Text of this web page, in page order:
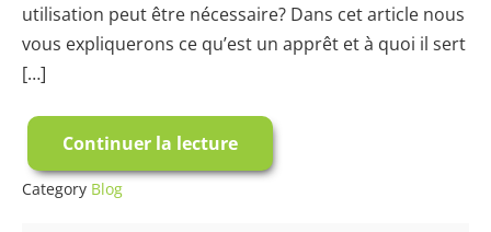
utilisation peut être nécessaire? Dans cet article nous
vous expliquerons ce qu’est un apprêt et à quoi il sert
[…]
Continuer la lecture
Qu’est-
ce
qu’un
Category Blog